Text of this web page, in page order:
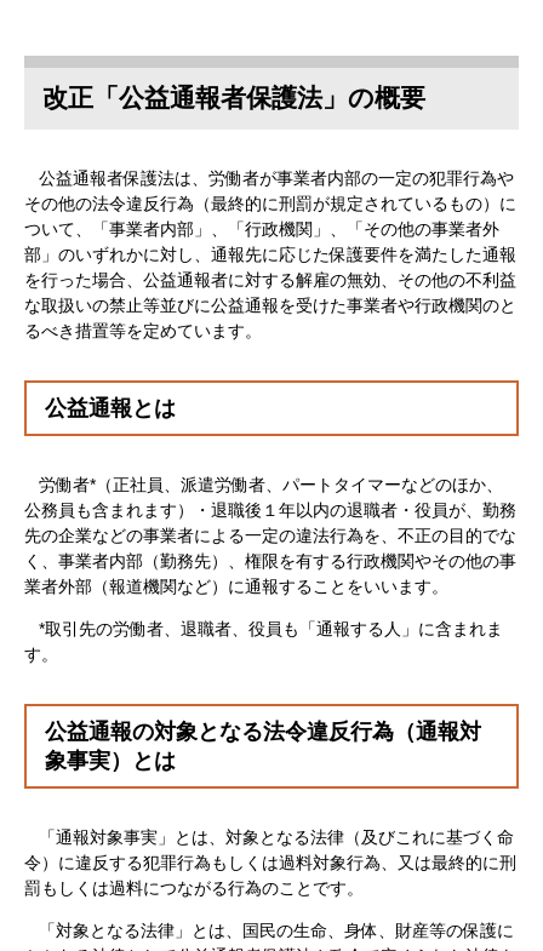
改正「公益通報者保護法」の概要
公益通報者保護法は、労働者が事業者内部の一定の犯罪行為や
その他の法令違反行為（最終的に刑罰が規定されているもの）に
ついて、「事業者内部」、「行政機関」、「その他の事業者外
部」のいずれかに対し、通報先に応じた保護要件を満たした通報
を行った場合、公益通報者に対する解雇の無効、その他の不利益
な取扱いの禁止等並びに公益通報を受けた事業者や行政機関のと
るべき措置等を定めています。
公益通報とは
労働者*（正社員、派遣労働者、パートタイマーなどのほか、
公務員も含まれます）・退職後１年以内の退職者・役員が、勤務
先の企業などの事業者による一定の違法行為を、不正の目的でな
く、事業者内部（勤務先）、権限を有する行政機関やその他の事
業者外部（報道機関など）に通報することをいいます。
*取引先の労働者、退職者、役員も「通報する人」に含まれま
す。
公益通報の対象となる法令違反行為（通報対
象事実）とは
「通報対象事実」とは、対象となる法律（及びこれに基づく命
令）に違反する犯罪行為もしくは過料対象行為、又は最終的に刑
罰もしくは過料につながる行為のことです。
「対象となる法律」とは、国民の生命、身体、財産等の保護に